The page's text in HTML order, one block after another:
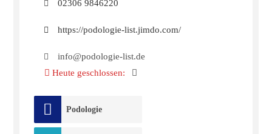
02306 9846220
https://podologie-list.jimdo.com/
info@podologie-list.de
Heute geschlossen:
Podologie